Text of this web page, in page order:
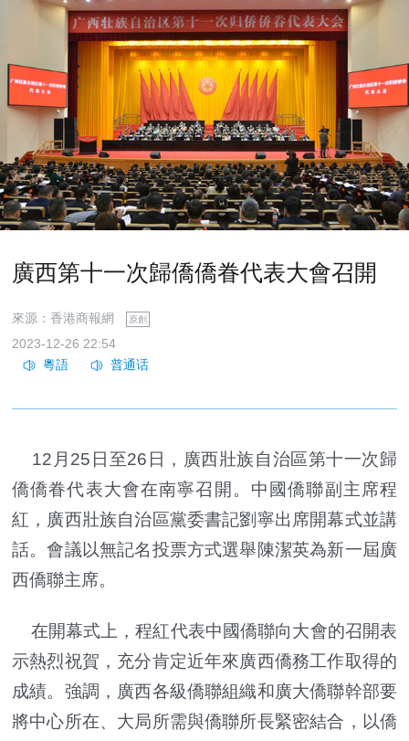
廣西第十一次歸僑僑眷代表大會召開
來源：香港商報網 原創
2023-12-26 22:54
12月25日至26日，廣西壯族自治區第十一次歸
僑僑眷代表大會在南寧召開。中國僑聯副主席程
紅，廣西壯族自治區黨委書記劉寧出席開幕式並講
話。會議以無記名投票方式選舉陳潔英為新一屆廣
西僑聯主席。
在開幕式上，程紅代表中國僑聯向大會的召開表
示熱烈祝賀，充分肯定近年來廣西僑務工作取得的
成績。強調，廣西各級僑聯組織和廣大僑聯幹部要
將中心所在、大局所需與僑聯所長緊密結合，以僑